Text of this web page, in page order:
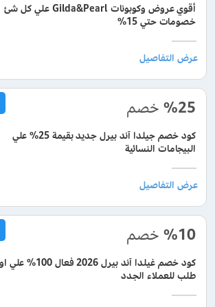
أقوي عروض وكوبونات Gilda&Pearl علي كل شئ
خصومات حتي 15%
%25 خصم
كود خصم جيلدا آند بيرل جديد بقيمة 25% علي
البيجامات النسائية
%10 خصم
كود خصم غيلدا آند بيرل 2026 فعال
طلب للعملاء الجدد